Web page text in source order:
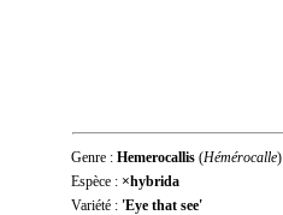
Genre : Hemerocallis (Hémérocalle)
Espèce : ×hybrida
Variété : 'Eye that see'